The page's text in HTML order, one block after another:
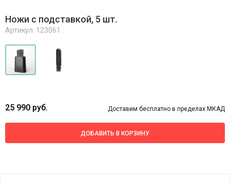
Ножи с подставкой, 5 шт.
Артикул: 123061
25 990 руб. Доставим бесплатно в пределах МКАД
ДОБАВИТЬ В КОРЗИНУ